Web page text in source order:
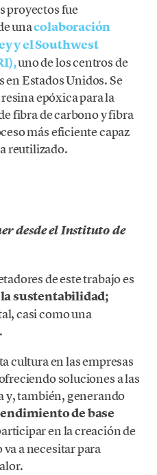
proyectos fue
unacolaboración
y el Southwest
uno de los centros de
Estados Unidos. Se
epóxica para la
fibra de carbono y fibra
más eficiente capaz
reutilizado.
desde el Instituto de
de este trabajo es
sustentabilidad;
casi como una
cultura en las empresas
soluciones a las
y, también, generando
de base
en la creación de
a necesitar para